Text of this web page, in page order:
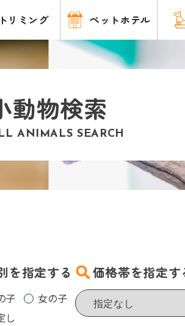
トリミング ペットホテル
動物検索
ANIMALS SEARCH
を指定する
子
女の子
し
価格帯を指定す